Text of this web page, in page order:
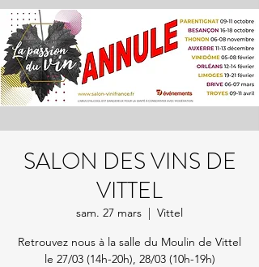
SALON DES VINS DE
VITTEL
sam. 27 mars
  |
Vittel
Retrouvez nous à la salle du Moulin de Vittel
le 27/03 (14h-20h), 28/03 (10h-19h)